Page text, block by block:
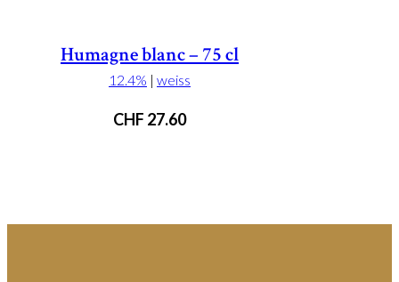
Humagne blanc – 75 cl
12.4% | weiss
CHF 27.60